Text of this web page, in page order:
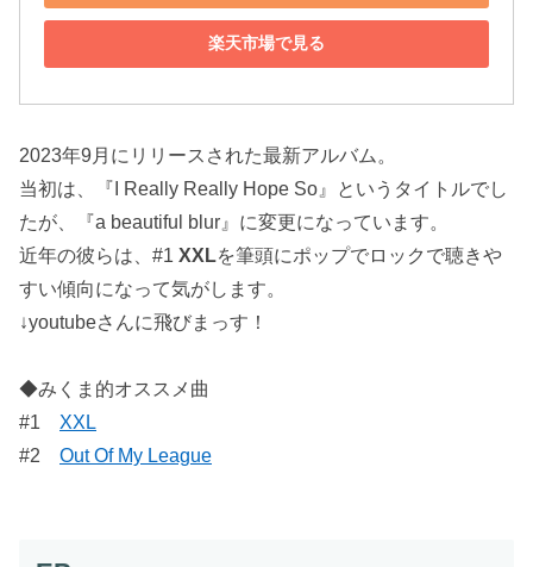
楽天市場で見る
2023年9月にリリースされた最新アルバム。
当初は、『I Really Really Hope So』というタイトルでし
たが、『a beautiful blur』に変更になっています。
近年の彼らは、#1 XXLを筆頭にポップでロックで聴きや
すい傾向になって気がします。
↓youtubeさんに飛びまっす！
◆みくま的オススメ曲
#1 XXL
#2 Out Of My League